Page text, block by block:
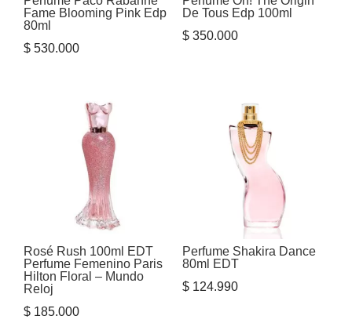
Fame Blooming Pink Edp
80ml
$ 530.000
De Tous Edp 100ml
$350.000
Rosé Rush 100ml EDT
Perfume Femenino Paris
Hilton Floral – Mundo
Reloj
$ 185.000
Perfume Shakira Dance
80ml EDT
$124.990